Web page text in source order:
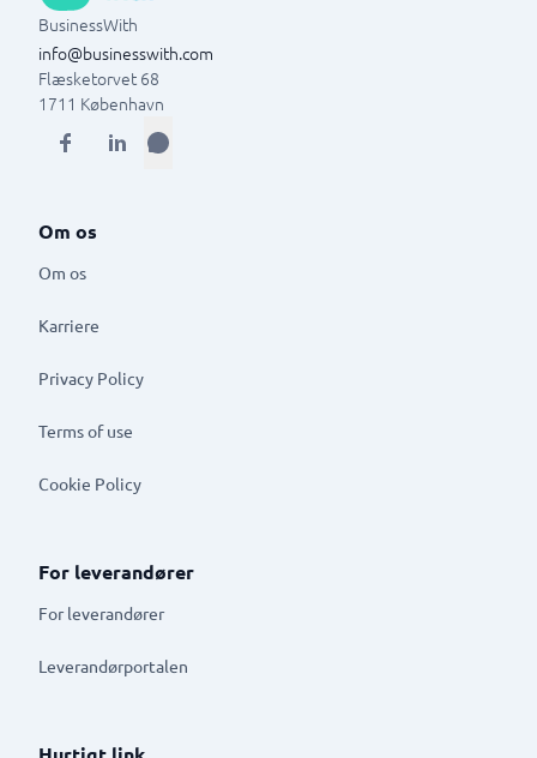
BusinessWith
info@businesswith.com
Flæsketorvet 68
1711 København
Om os
Om os
Karriere
Privacy Policy
Terms of use
Cookie Policy
For leverandører
For leverandører
Leverandørportalen